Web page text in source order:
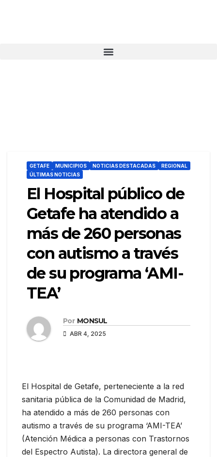
GETAFE MUNICIPIOS NOTICIAS DESTACADAS
REGIONAL
ÚLTIMAS NOTICIAS
El Hospital público de
Getafe ha atendido a
más de 260 personas
con autismo a través
de su programa ‘AMI-
TEA’
Por MONSUL
ABR 4, 2025
El Hospital de Getafe, perteneciente a la red
sanitaria pública de la Comunidad de Madrid,
ha atendido a más de 260 personas con
autismo a través de su programa ‘AMI-TEA’
(Atención Médica a personas con Trastornos
del Espectro Autista). La directora general de